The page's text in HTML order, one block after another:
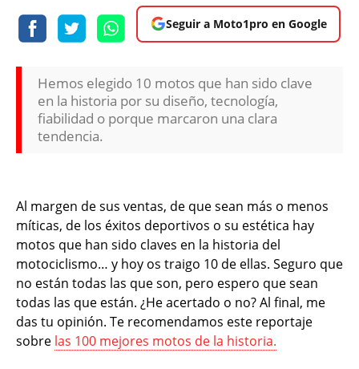
Seguir a Moto1pro en Google
Hemos elegido 10 motos que han sido clave
en la historia por su diseño, tecnología,
fiabilidad o porque marcaron una clara
tendencia.
Al margen de sus ventas, de que sean más o menos
míticas, de los éxitos deportivos o su estética hay
motos que han sido claves en la historia del
motociclismo… y hoy os traigo 10 de ellas. Seguro que
no están todas las que son, pero espero que sean
todas las que están. ¿He acertado o no? Al final, me
das tu opinión. Te recomendamos este reportaje
sobre las 100 mejores motos de la historia.